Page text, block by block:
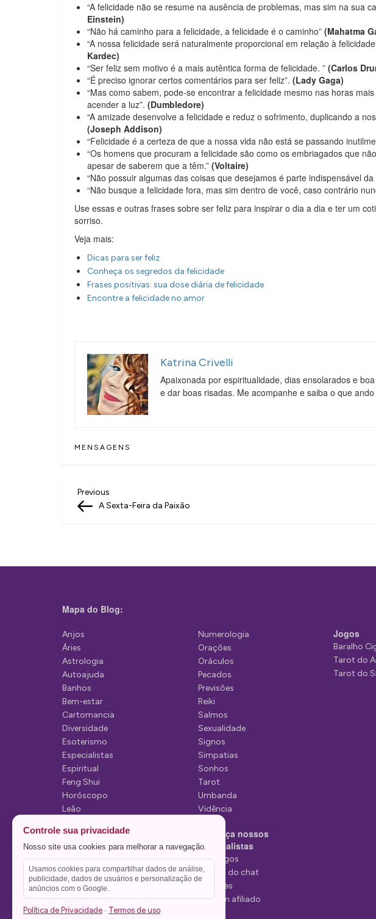
“A felicidade não se resume na ausência de problemas, mas sim na sua
Einstein)
“Não há caminho para a felicidade, a felicidade é o caminho” (Mahatma
“A nossa felicidade será naturalmente proporcional em relação à
Kardec)
“Ser feliz sem motivo é a mais autêntica forma de felicidade. ” (Carlos
“É preciso ignorar certos comentários para ser feliz”. (Lady Gaga)
“Mas como sabem, pode-se encontrar a felicidade mesmo nas horas
acender a luz”. (Dumbledore)
“A amizade desenvolve a felicidade e reduz o sofrimento, duplicando a
(Joseph Addison)
“Felicidade é a certeza de que a nossa vida não está se passando
“Os homens que procuram a felicidade são como os embriagados que
apesar de saberem que a têm.” (Voltaire)
“Não possuir algumas das coisas que desejamos é parte indispensável da
“Não busque a felicidade fora, mas sim dentro de você, caso contrário
Use essas e outras frases sobre ser feliz para inspirar o dia a dia e ter um
sorriso.
Veja mais:
Dicas para ser feliz
Conheça os segredos da felicidade
Frases positivas: sua dose diária de felicidade
Encontre a felicidade no amor
Katrina Crivelli
Apaixonada por espiritualidade, dias ensolarados e
e dar boas risadas. Me acompanhe e saiba o que
MENSAGENS
N
a
ç
ã
o
d
e
P
o
s
t
Previous
Post
Previous
A Sexta-Feira da Paixão
Mapa do Blog:
Anjos
Áries
Astrologia
Autoajuda
Banhos
Bem-estar
Cartomancia
Diversidade
Esoterismo
Especialistas
Espiritual
Feng Shui
Horóscopo
Leão
Mediunidade
Mensagens
Numerologia
Orações
Oráculos
Pecados
Previsões
Reiki
Salmos
Sexualidade
Signos
Simpatias
Sonhos
Tarot
Umbanda
Vidência
Conheça nossos
Especialistas
Tarólogos
Estelas do chat
Videntes
Seja um afiliado
Jogos
Baralho
Tarot do
Tarot do
Controle sua privacidade
Nosso site usa cookies para melhorar a navegação.
Usamos cookies para compartilhar dados de análise,
publicidade, dados de usuários e personalização de
anúncios com o Google.
Política de Privacidade · Termos de uso